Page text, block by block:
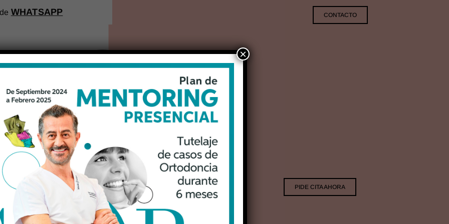
WHATSAPP CONTACTO
Especialidades Casos de Éxito Plan Mentoring PIDE CITA AHORA
×